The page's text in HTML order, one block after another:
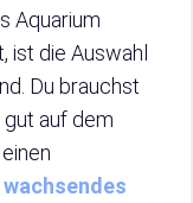
Aquarium
ist die Auswahl
Du brauchst
auf dem